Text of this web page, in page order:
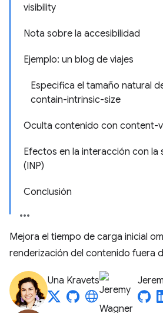
visibility
Nota sobre la accesibilidad
Ejemplo: un blog de viajes
Especifica el tamaño natural
contain-intrinsic-size
Oculta contenido con content-
Efectos en la interacción con la
(INP)
Conclusión
Mejora el tiempo de carga inicial
renderización del contenido fuera
Una Kravets